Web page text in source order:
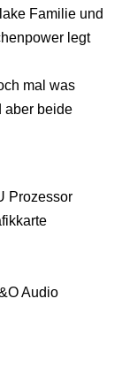
Familie und
legt
mal was
aber beide
Prozessor
Audio